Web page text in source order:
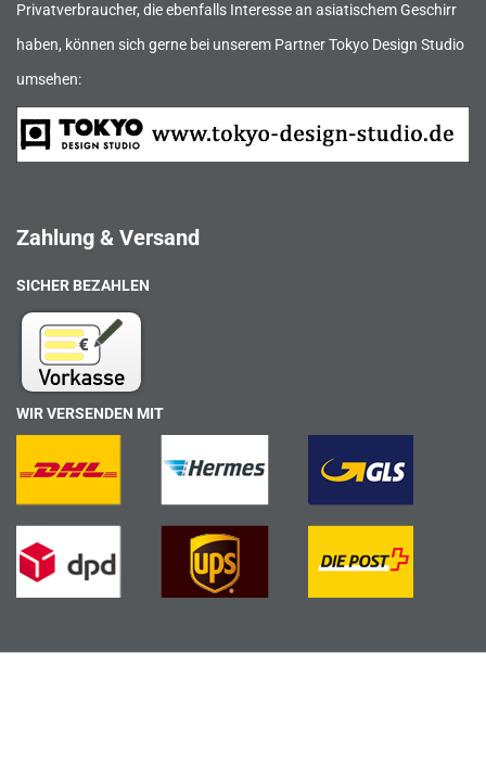
Privatverbraucher, die ebenfalls Interesse an asiatischem Geschirr
haben, können sich gerne bei unserem Partner Tokyo Design Studio
umsehen:
Zahlung & Versand
SICHER BEZAHLEN
WIR VERSENDEN MIT